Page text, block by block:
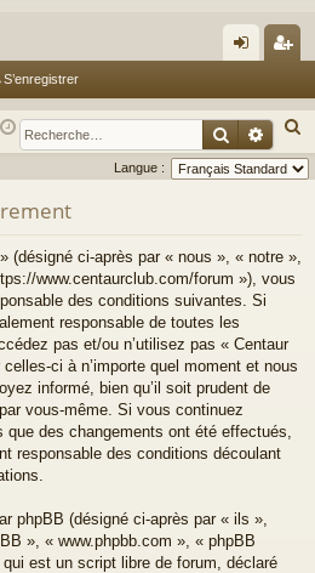
ne
xi
nr
eg
r
S’enregistrer
e
c
Langue :
(désigné ci-après par « nous », « notre »,
www.centaurclub.com/forum »), vous
des conditions suivantes. Si
responsable de toutes les
pas et/ou n’utilisez pas « Centaur
ci à n’importe quel moment et nous
informé, bien qu’il soit prudent de
vous-même. Si vous continuez
que des changements ont été effectués,
responsable des conditions découlant
phpBB (désigné ci-après par « ils »,
», « www.phpbb.com », « phpBB
est un script libre de forum, déclaré